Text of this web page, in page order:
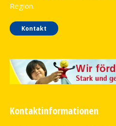
Region.
Kontakt
Kontaktinformationen